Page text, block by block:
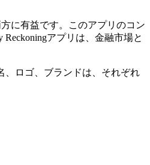
に有益です。このアプリのコン
アプリは、金融市場と
、ロゴ、ブランドは、それぞれ